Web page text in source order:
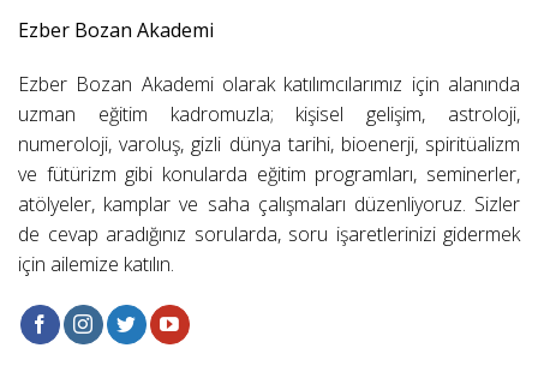
Ezber Bozan Akademi
Ezber Bozan Akademi olarak katılımcılarımız için alanında
uzman eğitim kadromuzla; kişisel gelişim, astroloji,
numeroloji, varoluş, gizli dünya tarihi, bioenerji, spiritüalizm
ve fütürizm gibi konularda eğitim programları, seminerler,
atölyeler, kamplar ve saha çalışmaları düzenliyoruz. Sizler
de cevap aradığınız sorularda, soru işaretlerinizi gidermek
için ailemize katılın.